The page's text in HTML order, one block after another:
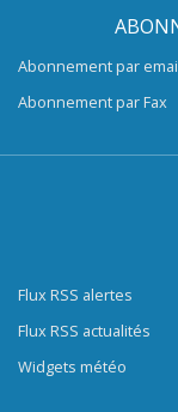
Abonnement par
Abonnement par Fax
Flux RSS alertes
Flux RSS actualités
Widgets météo